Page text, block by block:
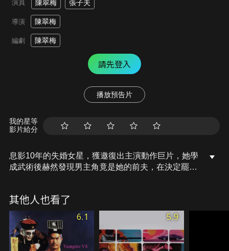
演員 陳翠梅 張子夫
導演 陳翠梅
編劇 陳翠梅
請先登入
播放預告片
我的星等
影片給分
息影10年的失婚女星，獲邀復出主演動作巨片，她學
成武術後赫然發現男主角竟是她的前夫，在決定罷演
其他人也看了
6.1 5.9